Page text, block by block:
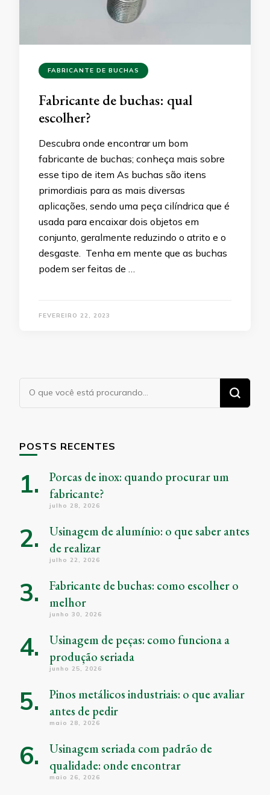
FABRICANTE DE BUCHAS
Fabricante de buchas: qual
escolher?
Descubra onde encontrar um bom
fabricante de buchas; conheça mais sobre
esse tipo de item As buchas são itens
primordiais para as mais diversas
aplicações, sendo uma peça cilíndrica que é
usada para encaixar dois objetos em
conjunto, geralmente reduzindo o atrito e o
desgaste. Tenha em mente que as buchas
podem ser feitas de …
FEVEREIRO 22, 2023
Procurando
algo?
POSTS RECENTES
Porcas de inox: quando procurar um
fabricante?
julho 28, 2026
Usinagem de alumínio: o que saber antes
de realizar
julho 22, 2026
Fabricante de buchas: como escolher o
melhor
junho 30, 2026
Usinagem de peças: como funciona a
produção seriada
junho 25, 2026
Pinos metálicos industriais: o que avaliar
antes de pedir
maio 28, 2026
Usinagem seriada com padrão de
qualidade: onde encontrar
maio 26, 2026